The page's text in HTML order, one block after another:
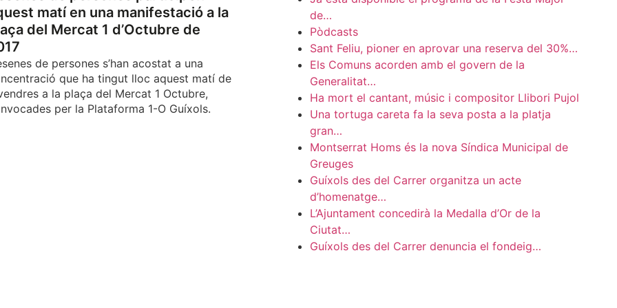
matí en una manifestació a la
del Mercat 1 d’Octubre de
de persones s’han acostat a una
que ha tingut lloc aquest matí de
a la plaça del Mercat 1 Octubre,
per la Plataforma 1-O Guíxols.
de…
Pòdcasts
Sant Feliu, pioner en aprovar una reserva del 30%…
Els Comuns acorden amb el govern de la
Generalitat…
Ha mort el cantant, músic i compositor Llibori Pujol
Una tortuga careta fa la seva posta a la platja
gran…
Montserrat Homs és la nova Síndica Municipal de
Greuges
Guíxols des del Carrer organitza un acte
d’homenatge…
L’Ajuntament concedirà la Medalla d’Or de la
Ciutat…
Guíxols des del Carrer denuncia el fondeig…